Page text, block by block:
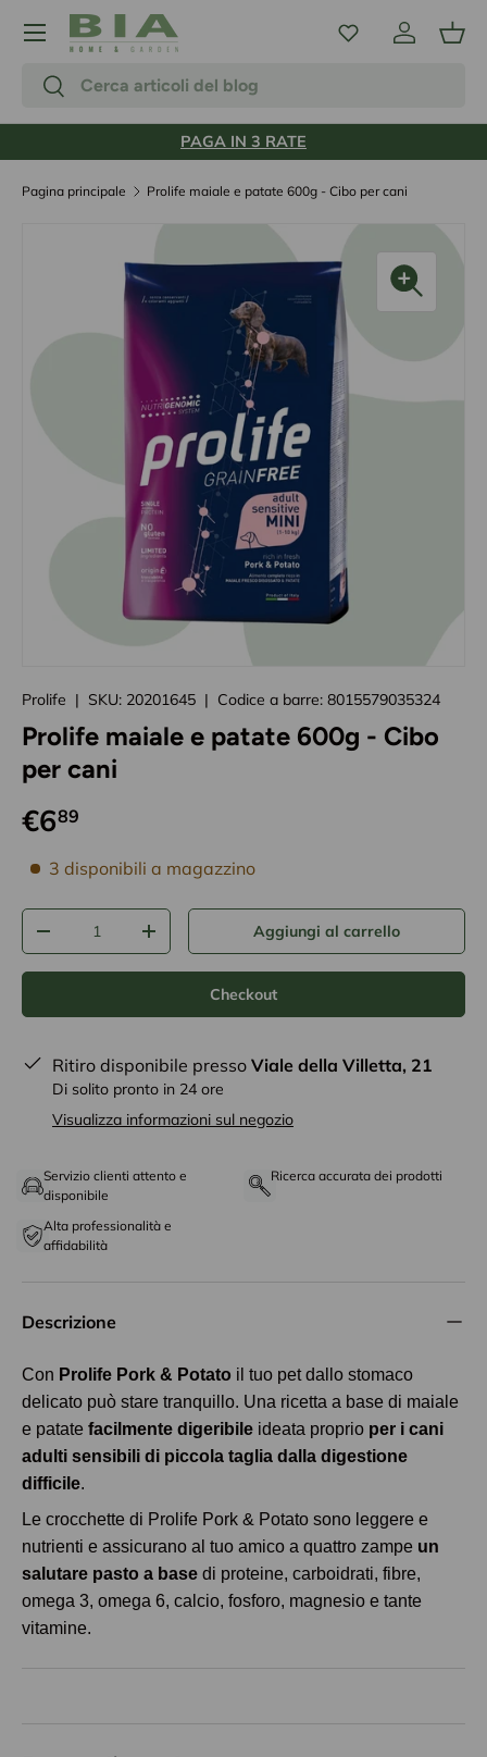
Passa ai contenuti
CercaCerca
Accedi
Menu
PAGA IN 3 RATE
Pagina principale Prolife maiale e patate 600g - Cibo per cani
Prolife | SKU: 20201645 | Codice a barre: 8015579035324
Prolife maiale e patate 600g - Cibo
per cani
€689
disponibilità prodotto
3 disponibili a magazzino
Q.tà
-
+ Aggiungi al carrello
Checkout
Ritiro disponibile presso Viale della Villetta, 21
Di solito pronto in 24 ore
Visualizza informazioni sul negozio
Servizio clienti attento e
disponibile
Ricerca accurata dei prodotti
Alta professionalità e
affidabilità
Descrizione
Con Prolife Pork & Potato il tuo pet dallo stomaco
delicato può stare tranquillo. Una ricetta a base di maiale
e patate facilmente digeribile ideata proprio per i cani
adulti sensibili di piccola taglia dalla digestione
difficile.
Le crocchette di Prolife Pork & Potato sono leggere e
nutrienti e assicurano al tuo amico a quattro zampe un
salutare pasto a base di proteine, carboidrati, fibre,
omega 3, omega 6, calcio, fosforo, magnesio e tante
vitamine.